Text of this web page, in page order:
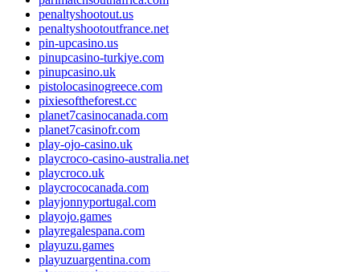
penaltyshootout.us
penaltyshootoutfrance.net
pin-upcasino.us
pinupcasino-turkiye.com
pinupcasino.uk
pistolocasinogreece.com
pixiesoftheforest.cc
planet7casinocanada.com
planet7casinofr.com
play-ojo-casino.uk
playcroco-casino-australia.net
playcroco.uk
playcrococanada.com
playjonnyportugal.com
playojo.games
playregalespana.com
playuzu.games
playuzuargentina.com